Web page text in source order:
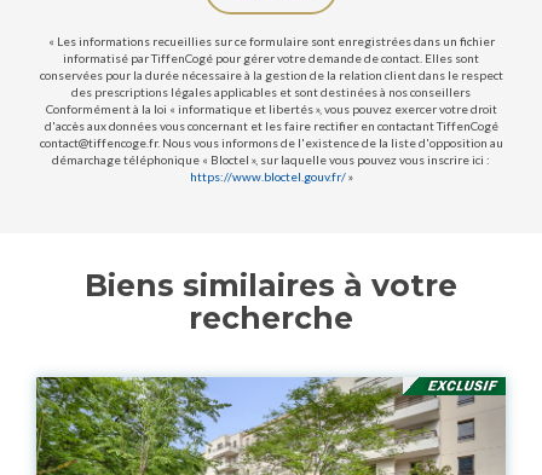
« Les informations recueillies sur ce formulaire sont enregistrées dans un fichier
informatisé par TiffenCogé pour gérer votre demande de contact. Elles sont
conservées pour la durée nécessaire à la gestion de la relation client dans le respect
des prescriptions légales applicables et sont destinées à nos conseillers
Conformément à la loi « informatique et libertés », vous pouvez exercer votre droit
d'accès aux données vous concernant et les faire rectifier en contactant TiffenCogé
contact@tiffencoge.fr. Nous vous informons de l'existence de la liste d'opposition au
démarchage téléphonique « Bloctel », sur laquelle vous pouvez vous inscrire ici :
https://www.bloctel.gouv.fr/»
Biens similaires à votre
recherche